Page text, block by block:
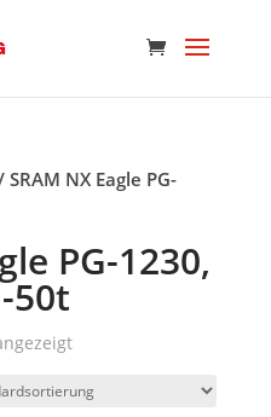
NX Eagle PG-
PG-1230,
50t